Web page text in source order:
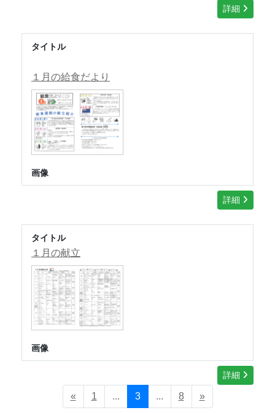
詳細
タイトル
１月の給食だより
画像
詳細
タイトル
１月の献立
画像
詳細
« 1 ... 3 ... 8 »